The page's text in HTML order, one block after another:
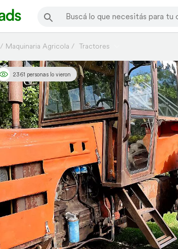
Maquinaria Agricola Tractores
2361 personas lo vieron